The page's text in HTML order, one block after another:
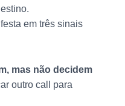
em três sinais
mas não decidem
outro call para